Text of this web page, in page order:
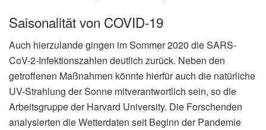
Saisonalität von COVID-19
Auch hierzulande gingen im Sommer 2020 die SARS-
CoV-2-Infektionszahlen deutlich zurück. Neben den
getroffenen Maßnahmen könnte hierfür auch die natürliche
UV-Strahlung der Sonne mitverantwortlich sein, so die
Arbeitsgruppe der Harvard University. Die Forschenden
analysierten die Wetterdaten seit Beginn der Pandemie